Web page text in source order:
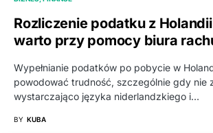
Rozliczenie podatku z
warto przy pomocy biura
Wypełnianie podatków po pobycie w
powodować trudność, szczególnie gdy nie
wystarczająco języka niderlandzkiego i…
BY KUBA